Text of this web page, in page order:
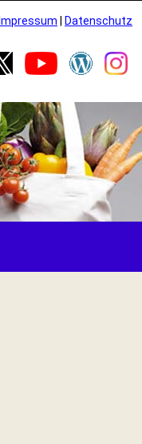
Impressum Datenschutz